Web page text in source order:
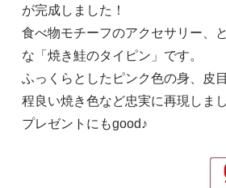
が完成しました！
食べ物モチーフのアクセサリー、
な「焼き鮭のタイピン」です。
ふっくらとしたピンク色の身、皮
程良い焼き色など忠実に再現しまし
プレゼントにもgood♪